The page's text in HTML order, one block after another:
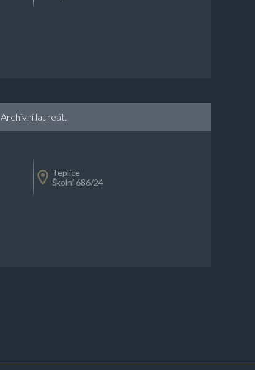
Archivní laureát.
Teplice
Školní 686/24